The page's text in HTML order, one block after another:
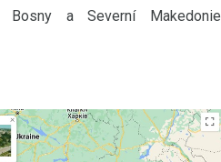
a Severní